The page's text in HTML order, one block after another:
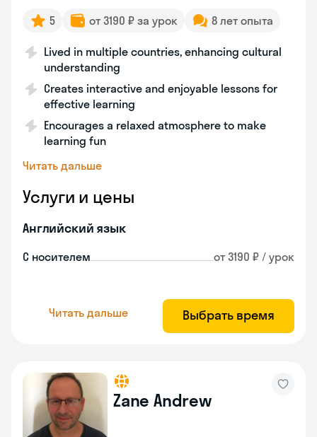
5 от 3190 ₽ за урок 8 лет опыта
Lived in multiple countries, enhancing cultural
understanding
Creates interactive and enjoyable lessons for
effective learning
Encourages a relaxed atmosphere to make
learning fun
Читать дальше
Услуги и цены
Английский язык
С носителем от 3190 ₽ / урок
Читать дальше Выбрать время
Zane Andrew